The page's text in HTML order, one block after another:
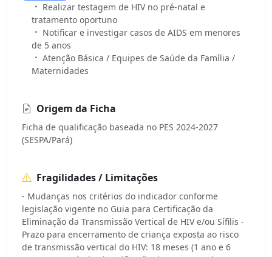
Realizar testagem de HIV no pré-natal e
tratamento oportuno
Notificar e investigar casos de AIDS em menores
de 5 anos
Atenção Básica / Equipes de Saúde da Família /
Maternidades
Origem da Ficha
Ficha de qualificação baseada no PES 2024-2027
(SESPA/Pará)
Fragilidades / Limitações
- Mudanças nos critérios do indicador conforme
legislação vigente no Guia para Certificação da
Eliminação da Transmissão Vertical de HIV e/ou Sífilis -
Prazo para encerramento de criança exposta ao risco
de transmissão vertical do HIV: 18 meses (1 ano e 6